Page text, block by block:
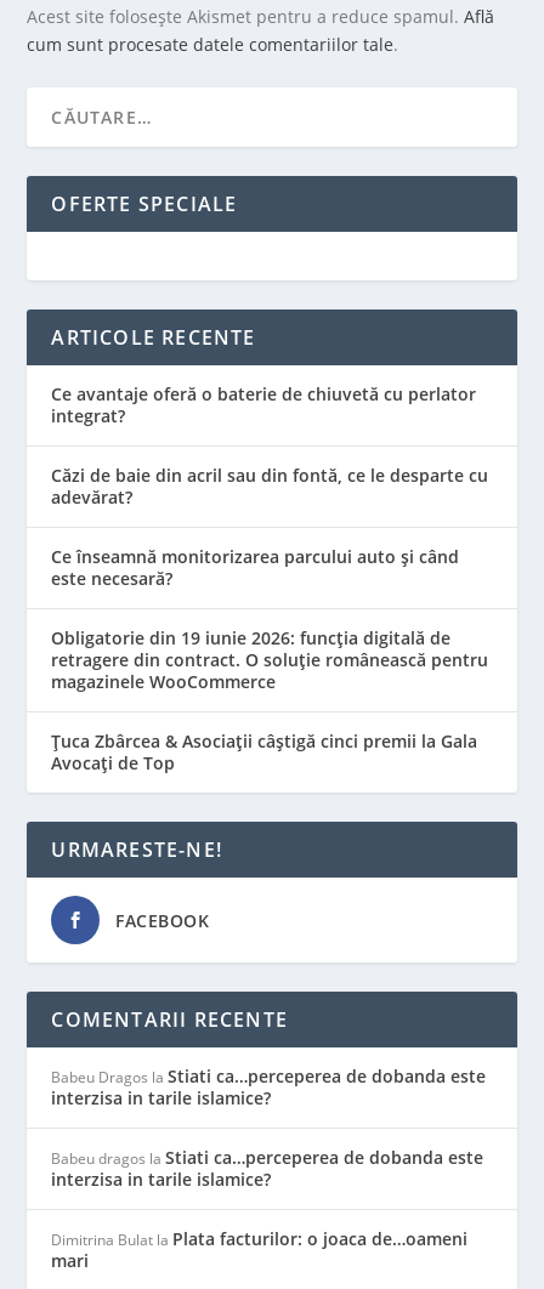
Acest site folosește Akismet pentru a reduce spamul.Află
cum sunt procesate datele comentariilor tale.
OFERTE SPECIALE
ARTICOLE RECENTE
Ce avantaje oferă o baterie de chiuvetă cu perlator
integrat?
Căzi de baie din acril sau din fontă, ce le desparte cu
adevărat?
Ce înseamnă monitorizarea parcului auto și când
este necesară?
Obligatorie din 19 iunie 2026: funcția digitală de
retragere din contract. O soluție românească pentru
magazinele WooCommerce
Țuca Zbârcea & Asociații câștigă cinci premii la Gala
Avocați de Top
URMARESTE-NE!
FACEBOOK
COMENTARII RECENTE
Babeu Dragos laStiati ca…perceperea de dobanda este
interzisa in tarile islamice?
Babeu dragos laStiati ca…perceperea de dobanda este
interzisa in tarile islamice?
Dimitrina Bulat la Plata facturilor: o joaca de…oameni
mari